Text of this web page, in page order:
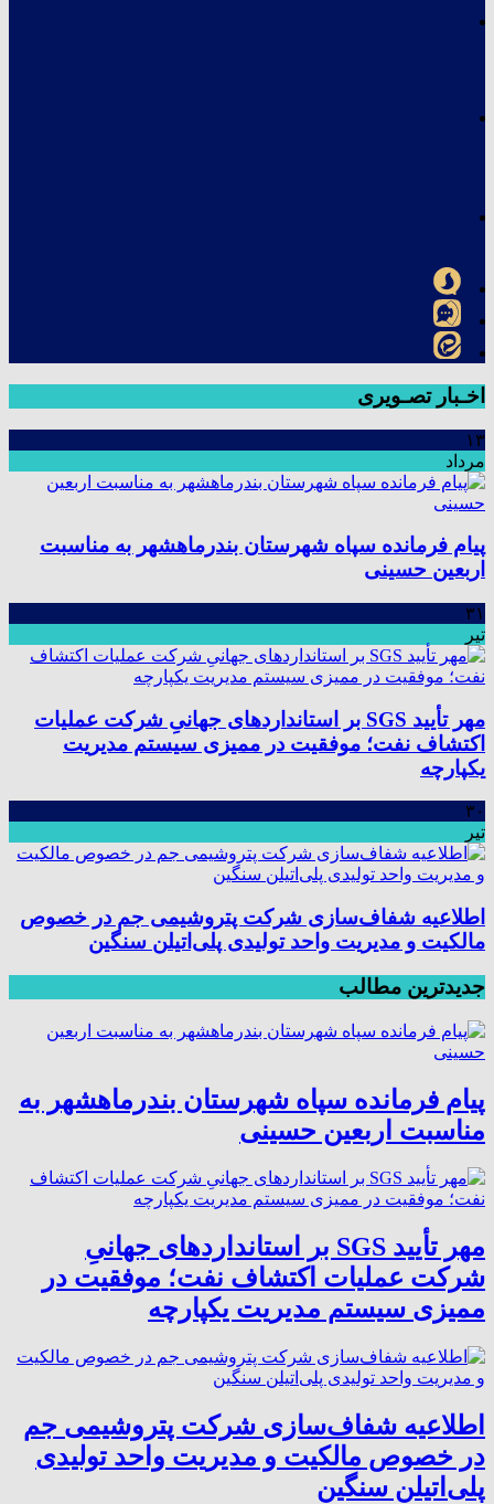
اخـبار تصـویری
۱۳
مرداد
پیام فرمانده سپاه شهرستان بندرماهشهر به مناسبت
اربعین حسینی
۳۱
تیر
مهر تأیید SGS بر استانداردهای جهانیِ شرکت عملیات
اکتشاف نفت؛ موفقیت در ممیزی سیستم مدیریت
یکپارچه
۳۰
تیر
اطلاعیه شفاف‌سازی شرکت پتروشیمی جم در خصوص
مالکیت و مدیریت واحد تولیدی پلی‌اتیلن سنگین
جدیدترین مطالب
پیام فرمانده سپاه شهرستان بندرماهشهر به
مناسبت اربعین حسینی
مهر تأیید SGS بر استانداردهای جهانیِ
شرکت عملیات اکتشاف نفت؛ موفقیت در
ممیزی سیستم مدیریت یکپارچه
اطلاعیه شفاف‌سازی شرکت پتروشیمی جم
در خصوص مالکیت و مدیریت واحد تولیدی
پلی‌اتیلن سنگین